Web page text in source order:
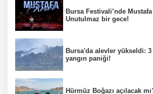
Bursa Festivali’nde
Unutulmaz bir gece!
Bursa'da alevler yükseldi: 3
yangın paniği!
Hürmüz Boğazı açılacak